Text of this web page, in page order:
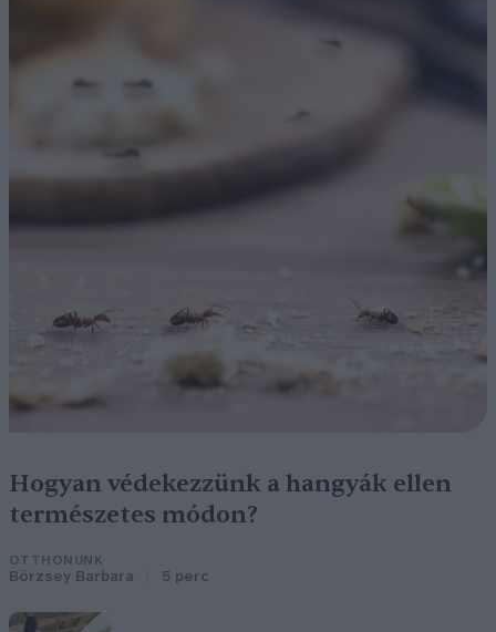
Hogyan védekezzünk a hangyák ellen
természetes módon?
OTTHONUNK
Börzsey Barbara 5 perc